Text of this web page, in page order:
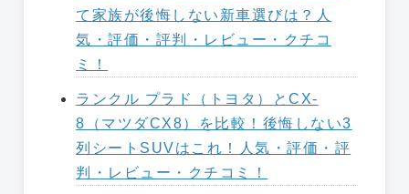
て家族が後悔しない新車選びは？人
気・評価・評判・レビュー・クチコ
ミ！
ランクル プラド（トヨタ）とCX-
8（マツダCX8）を比較！後悔しない3
列シートSUVはこれ！人気・評価・評
判・レビュー・クチコミ！